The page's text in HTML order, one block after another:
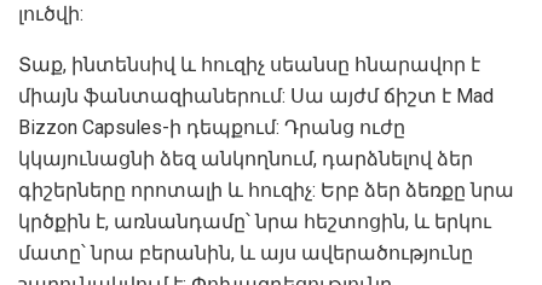
լուծվի:
Տաք, ինտենսիվ և հուզիչ սեանսը հնարավոր է
միայն ֆանտազիաներում: Սա այժմ ճիշտ է Mad
Bizzon Capsules-ի դեպքում: Դրանց ուժը
կկայունացնի ձեզ անկողնում, դարձնելով ձեր
գիշերները որոտալի և հուզիչ: Երբ ձեր ձեռքը նրա
կրծքին է, առնանդամը՝ նրա հեշտոցին, և երկու
մատը՝ նրա բերանին, և այս ավերածությունը